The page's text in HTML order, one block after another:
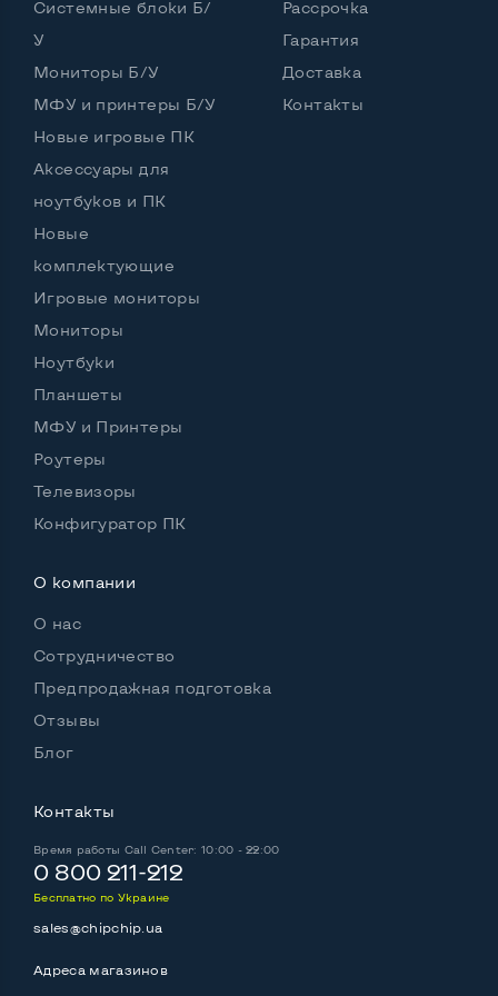
Интерфейс подключения Display portНет
Да, 2 шт.
Остальные возможности:
Блок питания
Регулировка положения дисплея
Наклон, вперед назад
Особенности (изогнутый экран, цвет и пр.)
ЦветЧерный
Системные блоки Б/
У
Мониторы Б/У
МФУ и принтеры Б/У
Новые игровые ПК
Аксессуары для
ноутбуков и ПК
Новые
комплектующие
Игровые мониторы
Мониторы
Ноутбуки
Планшеты
МФУ и Принтеры
Роутеры
Телевизоры
Конфигуратор ПК
Рассрочка
Гарантия
Доставка
Контакты
О компании
О нас
Сотрудничество
Предпродажная подготовка
Отзывы
Блог
Контакты
Время работы Call Center: 10:00 - 22:00
0 800 211-212
Бесплатно по Украине
sales@chipchip.ua
Адреса магазинов